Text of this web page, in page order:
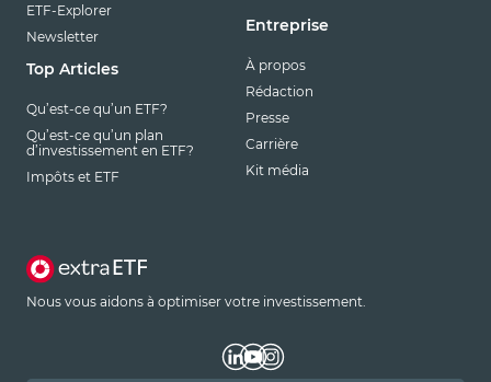
ETF-Explorer
Newsletter
Top Articles
Qu’est-ce qu’un ETF?
Qu’est-ce qu’un plan
d’investissement en ETF?
Impôts et ETF
Entreprise
À propos
Rédaction
Presse
Carrière
Kit média
Nous vous aidons à optimiser votre investissement.